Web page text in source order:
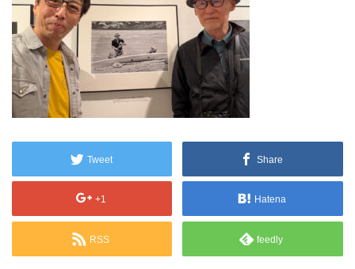
Tweet Share
+1 Hatena
RSS feedly